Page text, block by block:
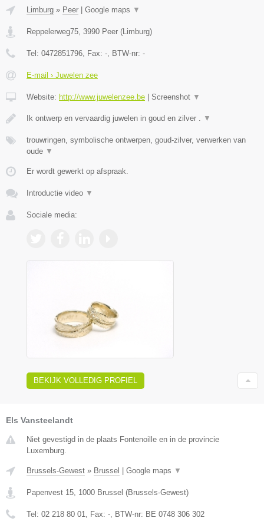
Limburg » Peer Google maps ▼
Reppelerweg75, 3990 Peer (Limburg)
Tel: 0472851796, Fax: -, BTW-nr: -
E-mail › Juwelen zee
Website: http://www.juwelenzee.be Screenshot ▼
Ik ontwerp en vervaardig juwelen in goud en zilver . ▼
trouwringen, symbolische ontwerpen, goud-zilver, verwerken van
oude ▼
Er wordt gewerkt op afspraak.
Introductie video ▼
Sociale media:
BEKIJK VOLLEDIG PROFIEL
Els Vansteelandt
Niet gevestigd in de plaats Fontenoille en in de provincie
Luxemburg.
Brussels-Gewest » Brussel Google maps ▼
Papenvest 15, 1000 Brussel (Brussels-Gewest)
Tel: 02 218 80 01, Fax: -, BTW-nr: BE 0748 306 302